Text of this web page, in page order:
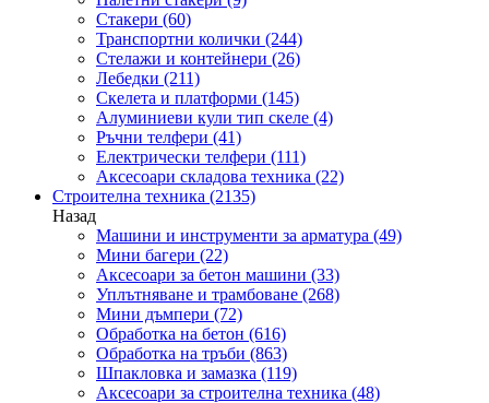
Стакери (60)
Транспортни колички (244)
Стелажи и контейнери (26)
Лебедки (211)
Скелета и платформи (145)
Алуминиеви кули тип скеле (4)
Ръчни телфери (41)
Електрически телфери (111)
Аксесоари складова техника (22)
Строителна техника (2135)
Назад
Машини и инструменти за арматура (49)
Мини багери (22)
Аксесоари за бетон машини (33)
Уплътняване и трамбоване (268)
Мини дъмпери (72)
Обработка на бетон (616)
Обработка на тръби (863)
Шпакловка и замазка (119)
Аксесоари за строителна техника (48)